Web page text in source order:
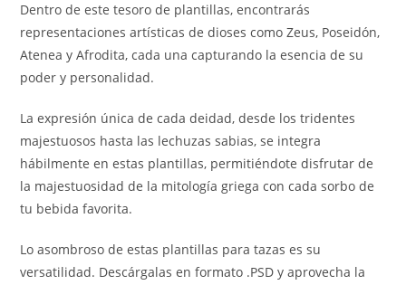
Dentro de este tesoro de plantillas, encontrarás
representaciones artísticas de dioses como Zeus, Poseidón,
Atenea y Afrodita, cada una capturando la esencia de su
poder y personalidad.
La expresión única de cada deidad, desde los tridentes
majestuosos hasta las lechuzas sabias, se integra
hábilmente en estas plantillas, permitiéndote disfrutar de
la majestuosidad de la mitología griega con cada sorbo de
tu bebida favorita.
Lo asombroso de estas plantillas para tazas es su
versatilidad. Descárgalas en formato .PSD y aprovecha la